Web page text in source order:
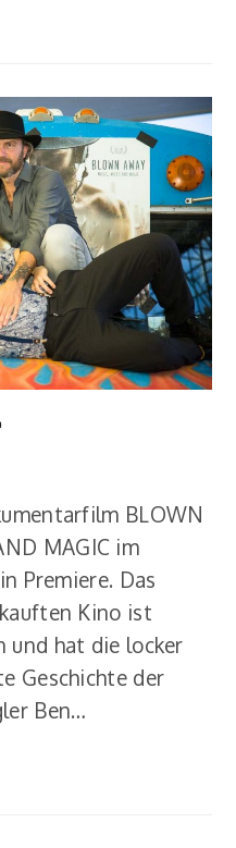
BLOWN
MAGIC im
Premiere. Das
Kino ist
und hat die locker
Geschichte der
Ben…